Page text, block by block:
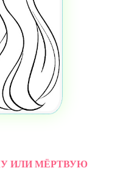
ИЛИ МЁРТВУЮ